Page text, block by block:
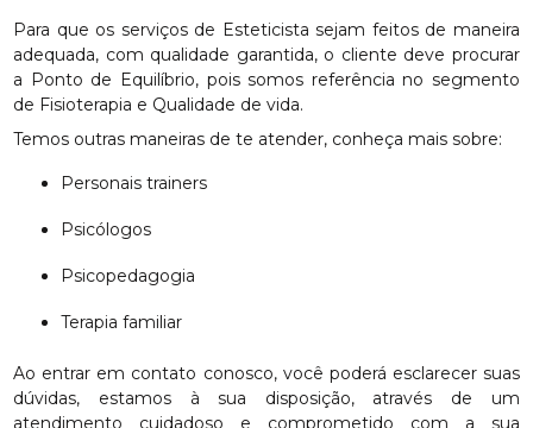
Para que os serviços de Esteticista sejam feitos de maneira
adequada, com qualidade garantida, o cliente deve procurar
a Ponto de Equilíbrio, pois somos referência no segmento
de Fisioterapia e Qualidade de vida.
Temos outras maneiras de te atender, conheça mais sobre:
Personais trainers
Psicólogos
Psicopedagogia
Terapia familiar
Ao entrar em contato conosco, você poderá esclarecer suas
dúvidas, estamos à sua disposição, através de um
atendimento cuidadoso e comprometido com a sua